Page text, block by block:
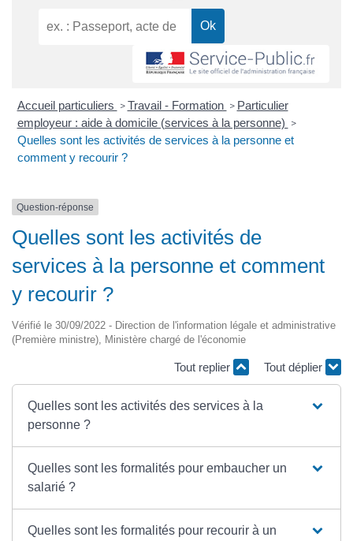
Accueil particuliers > Travail - Formation > Particulier
employeur : aide à domicile (services à la personne) >
Quelles sont les activités de services à la personne et
comment y recourir ?
Question-réponse
Quelles sont les activités de
services à la personne et comment
y recourir ?
Vérifié le 30/09/2022 - Direction de l'information légale et administrative
(Première ministre), Ministère chargé de l'économie
Tout replier Tout déplier
Quelles sont les activités des services à la
personne ?
Quelles sont les formalités pour embaucher un
salarié ?
Quelles sont les formalités pour recourir à un